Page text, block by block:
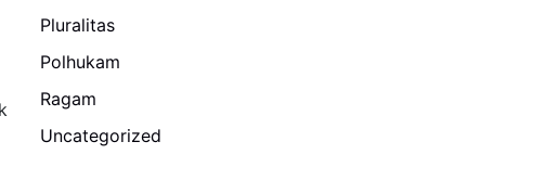
Pluralitas
Polhukam
Ragam
Uncategorized